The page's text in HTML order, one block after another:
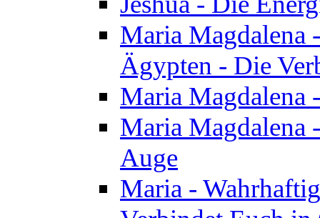
Maria Magdalena
Ägypten - Die
Maria Magdalena
Maria Magdalena
Auge
Maria -